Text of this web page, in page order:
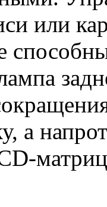
или
а